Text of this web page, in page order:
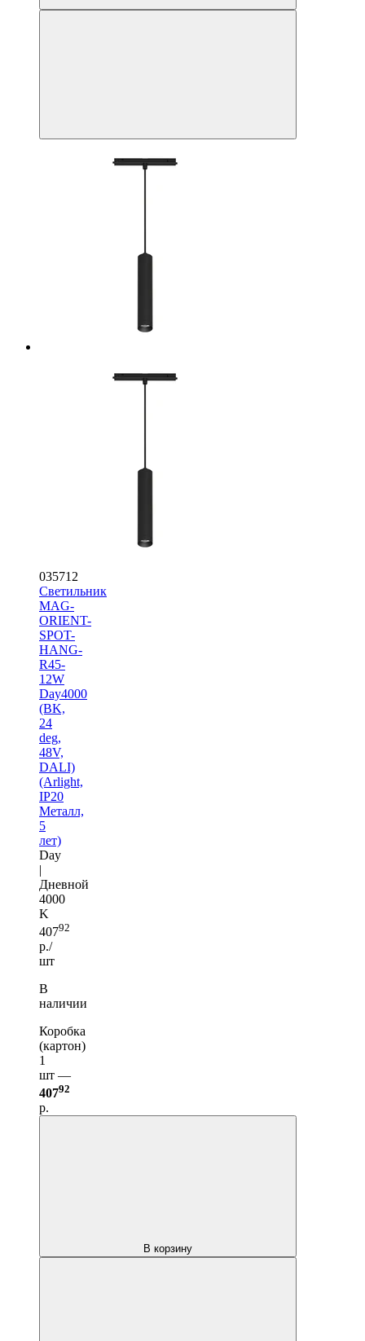
035712
Светильник
MAG-
ORIENT-
SPOT-
HANG-
R45-
12W
Day4000
(BK,
24
deg,
48V,
DALI)
(Arlight,
IP20
Металл,
5
лет)
Day
|
Дневной
4000
K
40792
р./
шт
В
наличии
Коробка
(картон)
1
шт —
40792
р.
В корзину